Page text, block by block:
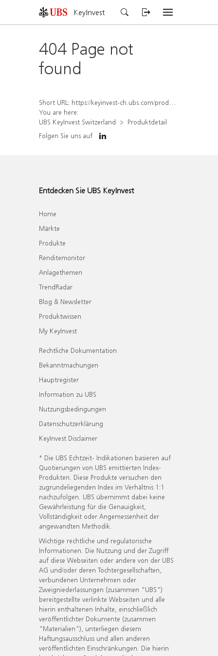
KeyInvest
404 Page not
found
Short URL: https://keyinvest-ch.ubs.com/produkt/detail/index/isin/CH1572297955
You are here:
UBS KeyInvest Switzerland
Produktdetail
Folgen Sie uns auf
Entdecken Sie UBS KeyInvest
Home
Märkte
Produkte
Renditemonitor
Anlagethemen
TrendRadar
Blog & Newsletter
Produktwissen
My KeyInvest
Rechtliche Dokumentation
Bekanntmachungen
Hauptregister
Information zu UBS
Nutzungsbedingungen
Datenschutzerklärung
KeyInvest Disclaimer
* Die UBS Echtzeit- Indikationen basieren auf
Quotierungen von UBS emittierten Index-
Produkten. Diese Produkte versuchen den
zugrundeliegenden Index im Verhältnis 1:1
nachzufolgen. UBS übernimmt dabei keine
Gewährleistung für die Genauigkeit,
Vollständigkeit oder Angemessenheit der
angewandten Methodik.
Wichtige rechtliche und regulatorische
Informationen. Die Nutzung und der Zugriff
auf diese Webseiten oder andere von der UBS
AG und/oder deren Tochtergesellschaften,
verbundenen Unternehmen oder
Zweigniederlassungen (zusammen "UBS")
bereitgestellte verlinkte Webseiten und alle
hierin enthaltenen Inhalte, einschließlich
veröffentlichter Dokumente (zusammen
"Materialien"), unterliegen diesem
Haftungsausschluss und allen anderen
veröffentlichten Einschränkungen. Die hierin